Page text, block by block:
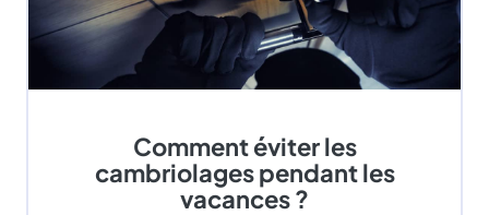
Comment éviter les
cambriolages pendant les
vacances ?